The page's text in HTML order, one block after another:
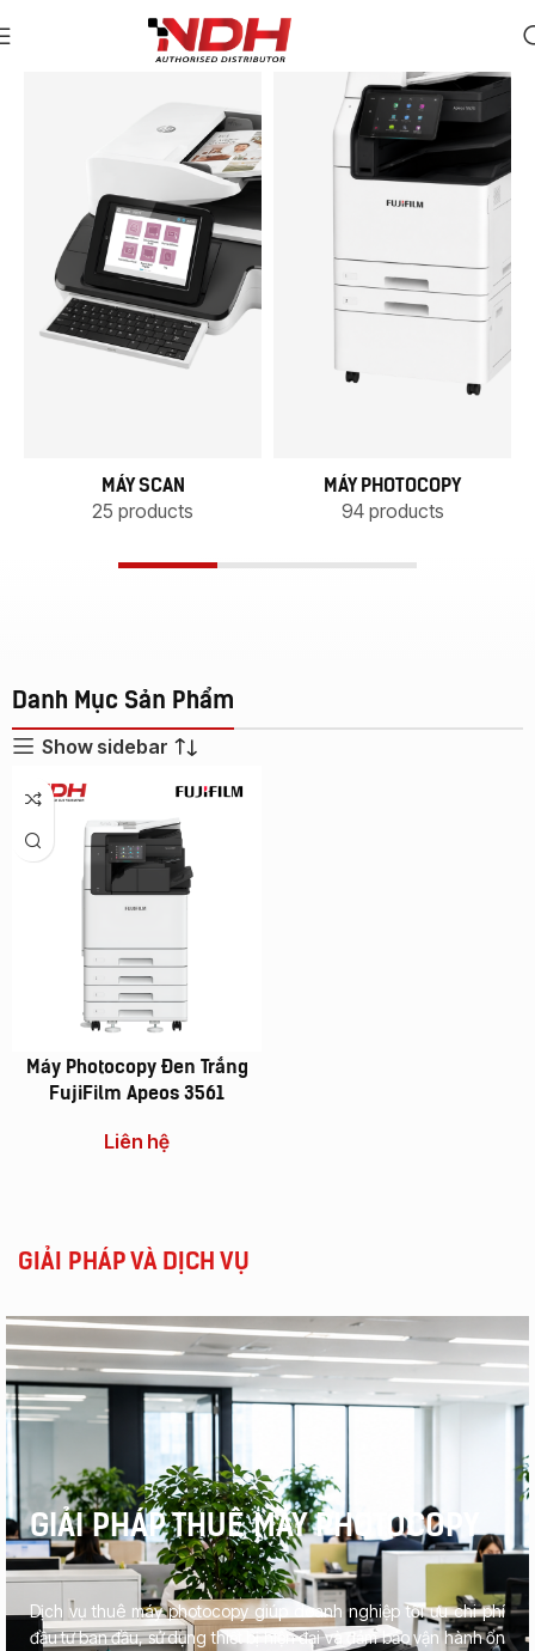
MÁY SCAN
25 products
MÁY PHOTOCOPY
94 products
Danh Mục Sản Phẩm
Show sidebar
Máy Photocopy Đen Trắng
FujiFilm Apeos 3561
Liên hệ
GIẢI PHÁP VÀ DỊCH VỤ
GIẢI PHÁP THUÊ MÁY PHOTOCOPY
Dịch vụ thuê máy photocopy giúp doanh nghiệp tối ưu chi phí
đầu tư ban đầu, sử dụng thiết bị hiện đại và đảm bảo vận hành ổn